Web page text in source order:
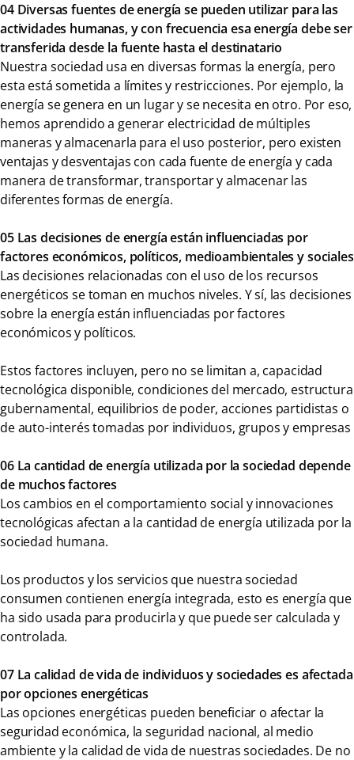
04 Diversas fuentes de energía se pueden utilizar para las
actividades humanas, y con frecuencia esa energía debe ser
transferida desde la fuente hasta el destinatario
Nuestra sociedad usa en diversas formas la energía, pero
esta está sometida a límites y restricciones. Por ejemplo, la
energía se genera en un lugar y se necesita en otro. Por eso,
hemos aprendido a generar electricidad de múltiples
maneras y almacenarla para el uso posterior, pero existen
ventajas y desventajas con cada fuente de energía y cada
manera de transformar, transportar y almacenar las
diferentes formas de energía.
05 Las decisiones de energía están influenciadas por
factores económicos, políticos, medioambientales y sociales
Las decisiones relacionadas con el uso de los recursos
energéticos se toman en muchos niveles. Y sí, las decisiones
sobre la energía están influenciadas por factores
económicos y políticos.
Estos factores incluyen, pero no se limitan a, capacidad
tecnológica disponible, condiciones del mercado, estructura
gubernamental, equilibrios de poder, acciones partidistas o
de auto-interés tomadas por individuos, grupos y empresas
06 La cantidad de energía utilizada por la sociedad depende
de muchos factores
Los cambios en el comportamiento social y innovaciones
tecnológicas afectan a la cantidad de energía utilizada por la
sociedad humana.
Los productos y los servicios que nuestra sociedad
consumen contienen energía integrada, esto es energía que
ha sido usada para producirla y que puede ser calculada y
controlada.
07 La calidad de vida de individuos y sociedades es afectada
por opciones energéticas
Las opciones energéticas pueden beneficiar o afectar la
seguridad económica, la seguridad nacional, al medio
ambiente y la calidad de vida de nuestras sociedades. De no